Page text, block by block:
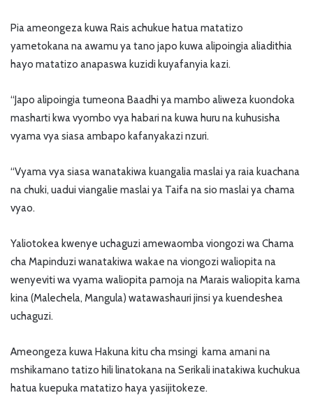
Pia ameongeza kuwa Rais achukue hatua matatizo
yametokana na awamu ya tano japo kuwa alipoingia aliadithia
hayo matatizo anapaswa kuzidi kuyafanyia kazi.
“Japo alipoingia tumeona Baadhi ya mambo aliweza kuondoka
masharti kwa vyombo vya habari na kuwa huru na kuhusisha
vyama vya siasa ambapo kafanyakazi nzuri.
“Vyama vya siasa wanatakiwa kuangalia maslai ya raia kuachana
na chuki, uadui viangalie maslai ya Taifa na sio maslai ya chama
vyao.
Yaliotokea kwenye uchaguzi amewaomba viongozi wa Chama
cha Mapinduzi wanatakiwa wakae na viongozi waliopita na
wenyeviti wa vyama waliopita pamoja na Marais waliopita kama
kina (Malechela, Mangula) watawashauri jinsi ya kuendeshea
uchaguzi.
Ameongeza kuwa Hakuna kitu cha msingi kama amani na
mshikamano tatizo hili linatokana na Serikali inatakiwa kuchukua
hatua kuepuka matatizo haya yasijitokeze.